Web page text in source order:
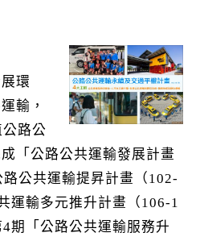
環
輸，
路公
「公路公共運輸發展計畫
路公共運輸提昇計畫（102-
運輸多元推升計畫（106-1
期「公路公共運輸服務升